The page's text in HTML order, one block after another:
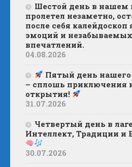
Шестой день в нашем
пролетел незаметно,
после себя калейдоскоп
эмоций и незабываемых
впечатлений.
04.08.2026
Пятый день нашего
– сплошь приключения
открытия!
31.07.2026
Четвертый день в
Интеллект, Традиции и
30.07.2026